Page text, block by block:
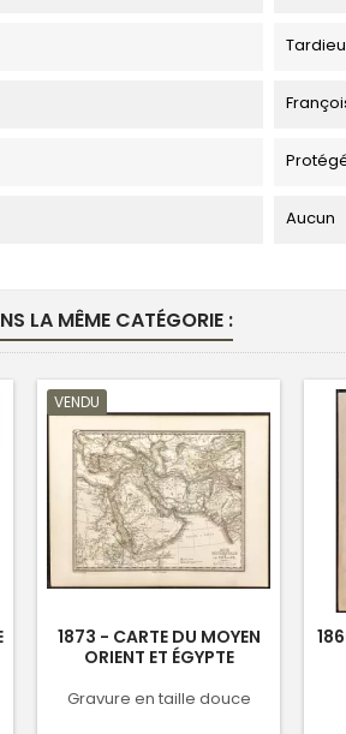
Tardieu
Aucun
LA MÊME CATÉGORIE :
VENDU
1873 - CARTE DU MOYEN
ORIENT ET ÉGYPTE
Gravure en taille douce